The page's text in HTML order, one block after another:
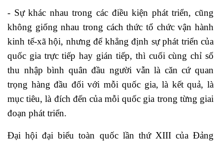
- Sự khác nhau trong các điều kiện phát triển, cũng
không giống nhau trong cách thức tổ chức vận hành
kinh tế-xã hội, nhưng để khẳng định sự phát triển của
quốc gia trực tiếp hay gián tiếp, thì cuối cùng chỉ số
thu nhập bình quân đầu người vẫn là căn cứ quan
trọng hàng đầu đối với mỗi quốc gia, là kết quả, là
mục tiêu, là đích đến của mỗi quốc gia trong từng giai
đoạn phát triển.
Đại hội đại biểu toàn quốc lần thứ XIII của Đảng